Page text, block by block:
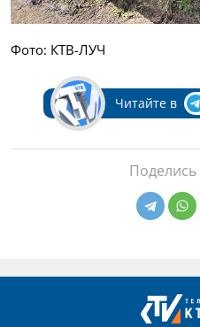
Фото: КТВ-ЛУЧ
Читайте в